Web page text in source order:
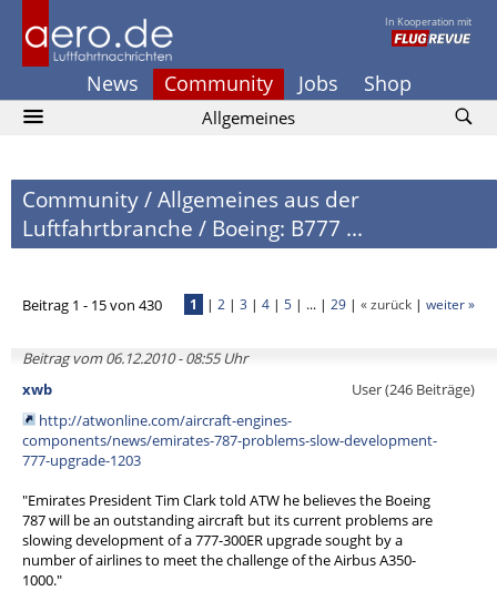
In Kooperation mit
News Community Jobs Shop
Allgemeines
Community/Allgemeines aus der
Luftfahrtbranche / Boeing: B777 ...
Beitrag 1 - 15 von 430 1 | 2 | 3 | 4 | 5 | ... | 29 | « zurück | weiter »
Beitrag vom 06.12.2010 - 08:55 Uhr
xwb
User (246 Beiträge)
http://atwonline.com/aircraft-engines-
components/news/emirates-787-problems-slow-development-
777-upgrade-1203
"Emirates President Tim Clark told ATW he believes the Boeing
787 will be an outstanding aircraft but its current problems are
slowing development of a 777-300ER upgrade sought by a
number of airlines to meet the challenge of the Airbus A350-
1000."